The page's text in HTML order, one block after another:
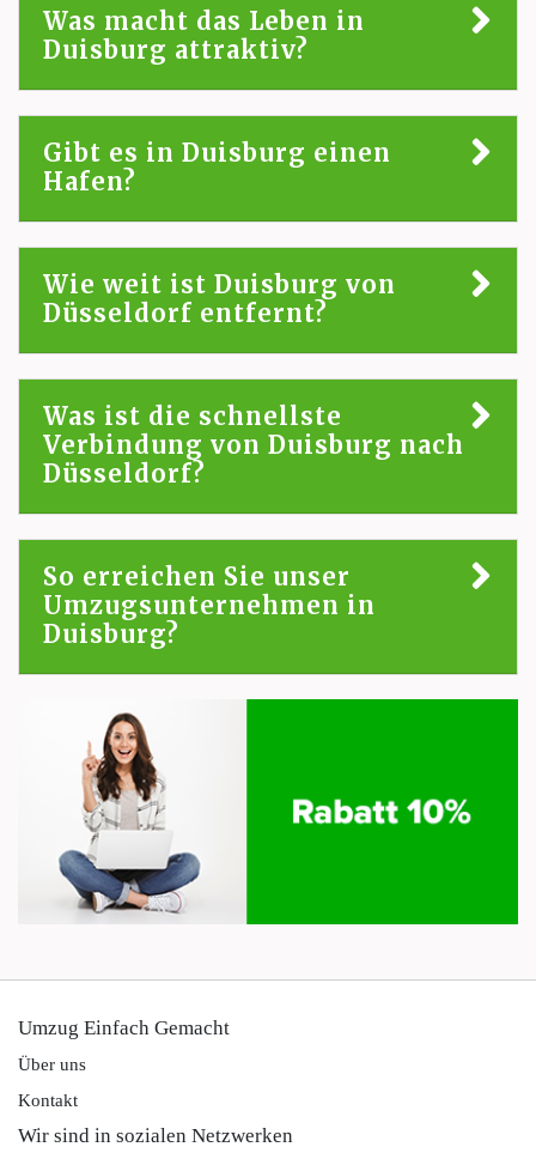
Was macht das Leben in
Duisburg attraktiv?
Gibt es in Duisburg einen
Hafen?
Wie weit ist Duisburg von
Düsseldorf entfernt?
Was ist die schnellste
Verbindung von Duisburg nach
Düsseldorf?
So erreichen Sie unser
Umzugsunternehmen in
Duisburg?
Umzug Einfach Gemacht
Über uns
Kontakt
Wir sind in sozialen Netzwerken